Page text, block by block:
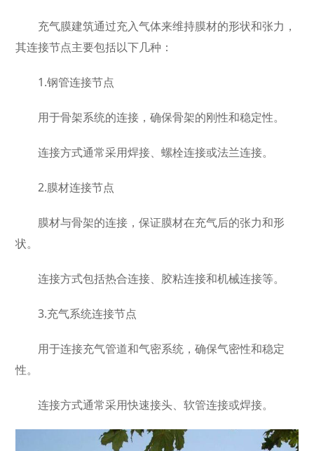
充气膜建筑通过充入气体来维持膜材的形状和张力，
其连接节点主要包括以下几种：
1.钢管连接节点
用于骨架系统的连接，确保骨架的刚性和稳定性。
连接方式通常采用焊接、螺栓连接或法兰连接。
2.膜材连接节点
膜材与骨架的连接，保证膜材在充气后的张力和形
状。
连接方式包括热合连接、胶粘连接和机械连接等。
3.充气系统连接节点
用于连接充气管道和气密系统，确保气密性和稳定
性。
连接方式通常采用快速接头、软管连接或焊接。